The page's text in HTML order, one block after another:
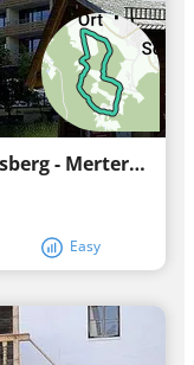
Ruta circular número 12: Geyersberg - Mertersberg - Baderstein
Easy